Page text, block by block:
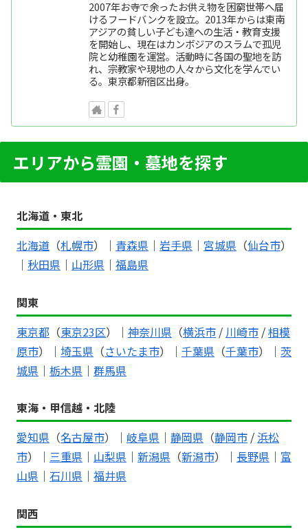
2007年お寺で余ったお供え物を困窮世帯へ届
けるフードバンクを設立。2013年からは東南
アジアの貧しい子ども達への生活・教育支援
を開始し、現在はカンボジアのスラムで孤児
院と幼稚園を運営。活動時に各国の聖地を訪
れ、宗教家や現地の人々から文化を学んでい
る。東京都新宿区出身。
エリアから霊園・墓地を探す
北海道・東北
北海道 （札幌市）｜ 青森県 ｜ 岩手県 ｜ 宮城県 （仙台市）
｜ 秋田県 ｜ 山形県 ｜ 福島県
関東
東京都 （東京23区）｜ 神奈川県 （横浜市 / 川崎市 /相模
原市）｜ 埼玉県 （さいたま市）｜ 千葉県 （千葉市）｜ 茨
城県 ｜ 栃木県 ｜ 群馬県
東海・甲信越・北陸
愛知県 （名古屋市）｜ 岐阜県 ｜ 静岡県 （静岡市 / 浜松
市）｜ 三重県 ｜ 山梨県 ｜ 新潟県 （新潟市）｜ 長野県 ｜ 富
山県 ｜ 石川県 ｜ 福井県
関西